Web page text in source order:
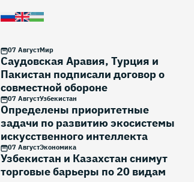
07 АвгустМир
Саудовская Аравия, Турция и
Пакистан подписали договор о
совместной обороне
07 АвгустУзбекистан
Определены приоритетные
задачи по развитию экосистемы
искусственного интеллекта
07 АвгустЭкономика
Узбекистан и Казахстан снимут
торговые барьеры по 20 видам